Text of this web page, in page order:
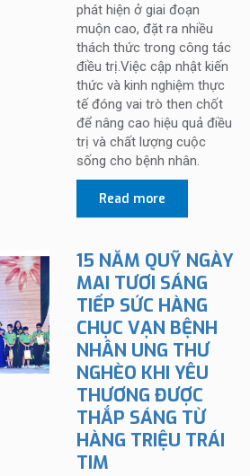
phát hiện ở giai đoạn
muộn cao, đặt ra nhiều
thách thức trong công tác
điều trị.Việc cập nhật kiến
thức và kinh nghiệm thực
tế đóng vai trò then chốt
để nâng cao hiệu quả điều
trị và chất lượng cuộc
sống cho bệnh nhân.
Read more
15 NĂM QUỸ NGÀY
MAI TƯƠI SÁNG
TIẾP SỨC HÀNG
CHỤC VẠN BỆNH
NHÂN UNG THƯ
NGHÈO KHI YÊU
THƯƠNG ĐƯỢC
THẮP SÁNG TỪ
HÀNG TRIỆU TRÁI
TIM